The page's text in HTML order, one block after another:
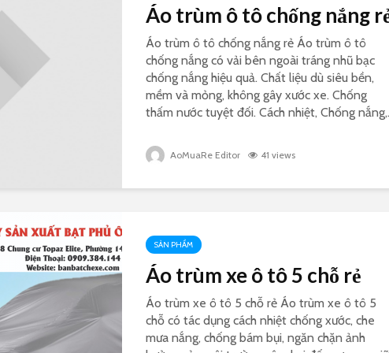
Áo trùm ô tô chống nắng
Áo trùm ô tô chống nắng rẻ Áo trùm ô tô
chống nắng có vải bên ngoài tráng nhũ bạc
chống nắng hiệu quả. Chất liệu dù siêu bền,
mềm và mỏng, không gây xước xe. Chống
thấm nước tuyệt đối. Cách nhiệt, Chống
AoMuaRe Editor 41 views
SẢN PHẨM
Áo trùm xe ô tô 5 chỗ rẻ
Áo trùm xe ô tô 5 chỗ rẻ Áo trùm xe ô tô 5
chỗ có tác dụng cách nhiệt chống xước, che
mưa nắng, chống bám bụi, ngăn chặn ảnh